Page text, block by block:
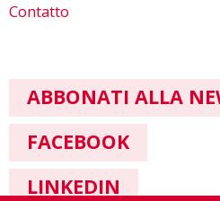
Contatto
ABBONATI ALLA
FACEBOOK
LINKEDIN